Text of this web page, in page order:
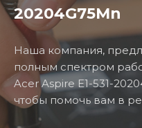
20204G75Mn
Наша компания,
полным спектром
Acer Aspire E1-531-
чтобы помочь вам в